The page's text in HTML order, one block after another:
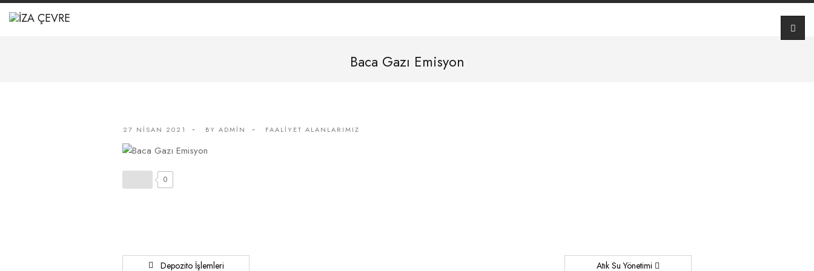
Baca Gazı Emisyon
27 NISAN 2021 BY ADMIN FAALIYET ALANLARIMIZ
0
Depozito İşlemleri Atık Su Yönetimi